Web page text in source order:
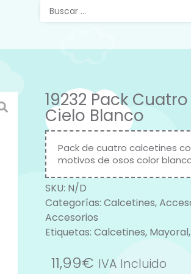
19232 Pack
Cielo Blanco
Pack de cuatro calcetines
motivos de osos color
SKU: N/D
Categorías: Calcetines,
Accesorios
Etiquetas: Calcetines, Mayoral,
11,99€ IVA Incluido